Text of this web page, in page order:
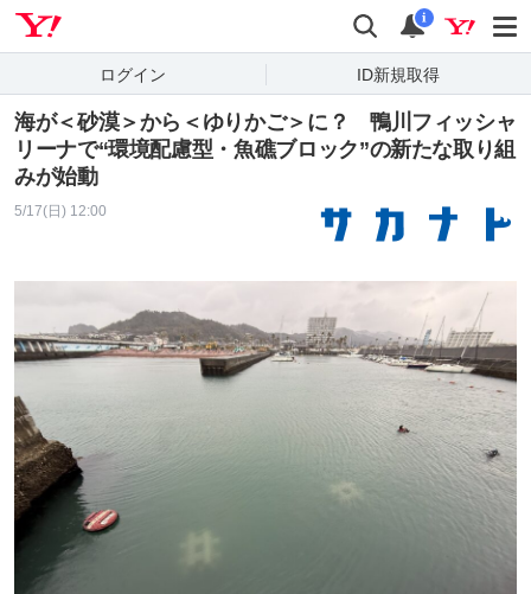
検索 通知
i
ログイン ID新規取得
海が＜砂漠＞から＜ゆりかご＞に？ 鴨川フィッシャ
リーナで“環境配慮型・魚礁ブロック”の新たな取り組
みが始動
5/17(日) 12:00